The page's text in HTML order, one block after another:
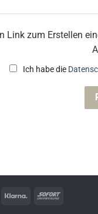
Link zum Erstellen
Ich habe die
Klarna Sofort